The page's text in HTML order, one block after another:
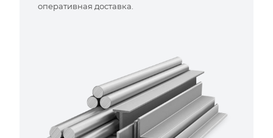
оперативная доставка.